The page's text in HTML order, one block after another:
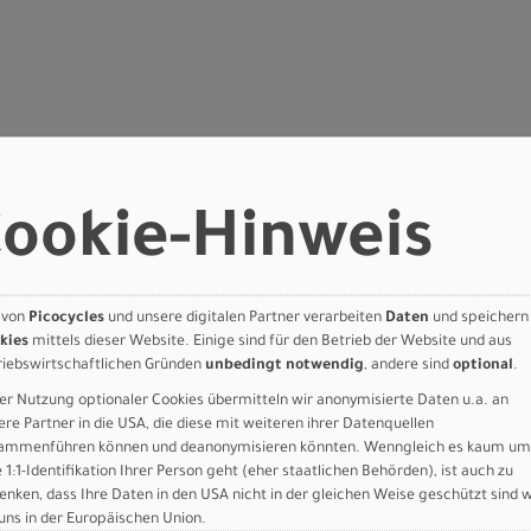
Aluminum, Fitness Geometry, butted tubing, internal cable
Plug + Play fender mounts, low rider rack mounts, quick-
disc
hydraulic disc
9, 9 speed, 11-46t
XXS - XS: 165mm, S - M: 170mm, L - XL: 175mm, 42t
9-Speed
68mm
Fast Gravel 700X40C
Fast Gravel 700X40C
Hinweis
Picocycles und unsere digitalen Partner verarbeiten Daten und speichern
mittels dieser Website. Einige sind für den Betrieb der Website und aus
Gründen unbedingt notwendig, andere sind optional.
Nutzung optionaler Cookies übermitteln wir anonymisierte Daten u.a. an
Partner in die USA, die diese mit weiteren ihrer Datenquellen
können und deanonymisieren könnten. Wenngleich es kaum um
1:1-Identifikation Ihrer Person geht (eher staatlichen Behörden), ist auch zu
dass Ihre Daten in den USA nicht in der gleichen Weise geschützt sind
in der Europäischen Union.